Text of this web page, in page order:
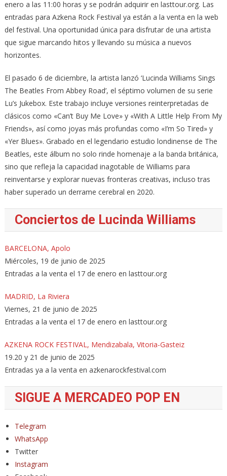
enero a las 11:00 horas y se podrán adquirir en lasttour.org. Las
entradas para Azkena Rock Festival ya están a la venta en la web
del festival. Una oportunidad única para disfrutar de una artista
que sigue marcando hitos y llevando su música a nuevos
horizontes.
El pasado 6 de diciembre, la artista lanzó ‘Lucinda Williams Sings
The Beatles From Abbey Road’, el séptimo volumen de su serie
Lu’s Jukebox. Este trabajo incluye versiones reinterpretadas de
clásicos como «Can’t Buy Me Love» y «With A Little Help From My
Friends», así como joyas más profundas como «I’m So Tired» y
«Yer Blues». Grabado en el legendario estudio londinense de The
Beatles, este álbum no solo rinde homenaje a la banda británica,
sino que refleja la capacidad inagotable de Williams para
reinventarse y explorar nuevas fronteras creativas, incluso tras
haber superado un derrame cerebral en 2020.
Conciertos de Lucinda Williams
BARCELONA, Apolo
Miércoles, 19 de junio de 2025
Entradas a la venta el 17 de enero en lasttour.org
MADRID, La Riviera
Viernes, 21 de junio de 2025
Entradas a la venta el 17 de enero en lasttour.org
AZKENA ROCK FESTIVAL, Mendizabala, Vitoria-Gasteiz
19.20 y 21 de junio de 2025
Entradas ya a la venta en azkenarockfestival.com
SIGUE A MERCADEO POP EN
Telegram
WhatsApp
Twitter
Instagram